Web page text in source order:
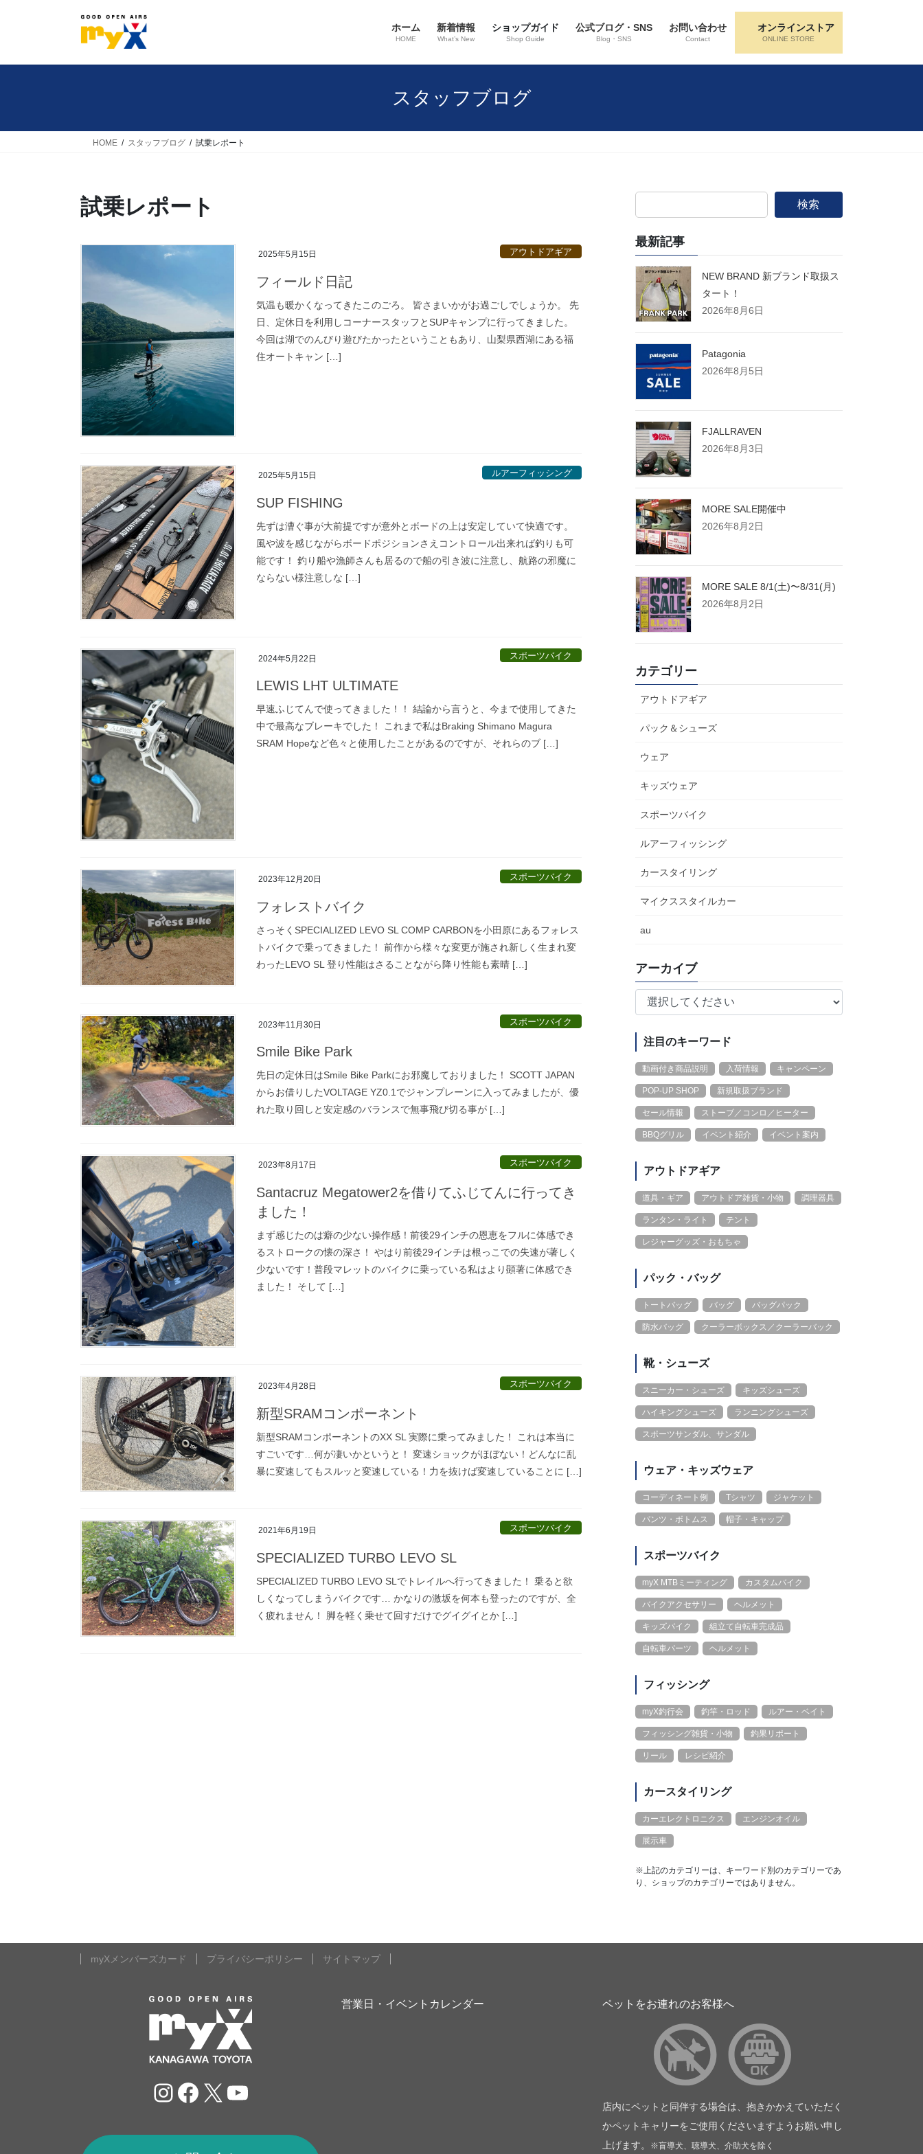
ン
ー
ホーム
HOME
新着情報
What’s New
ショップガイド
Shop Guide
公式ブログ・SNS
Blog・SNS
お問い合わせ
Contact
オンラインストア
ONLINE STORE
スタッフブログ
HOME スタッフブログ 試乗レポート
試乗レポート
2025年5月15日 アウトドアギア
フィールド日記
気温も暖かくなってきたこのごろ。 皆さまいかがお過ごしでしょうか。 先
日、定休日を利用しコーナースタッフとSUPキャンプに行ってきました。
今回は湖でのんびり遊びたかったということもあり、山梨県西湖にある福
住オートキャン […]
2025年5月15日 ルアーフィッシング
SUP FISHING
先ずは漕ぐ事が大前提ですが意外とボードの上は安定していて快適です。
風や波を感じながらボードポジションさえコントロール出来れば釣りも可
能です！ 釣り船や漁師さんも居るので船の引き波に注意し、航路の邪魔に
ならない様注意しな […]
2024年5月22日 スポーツバイク
LEWIS LHT ULTIMATE
早速ふじてんで使ってきました！！ 結論から言うと、今まで使用してきた
中で最高なブレーキでした！ これまで私はBraking Shimano Magura
SRAM Hopeなど色々と使用したことがあるのですが、それらのブ […]
2023年12月20日 スポーツバイク
フォレストバイク
さっそくSPECIALIZED LEVO SL COMP CARBONを小田原にあるフォレス
トバイクで乗ってきました！ 前作から様々な変更が施され新しく生まれ変
わったLEVO SL 登り性能はさることながら降り性能も素晴 […]
2023年11月30日 スポーツバイク
Smile Bike Park
先日の定休日はSmile Bike Parkにお邪魔しておりました！ SCOTT JAPAN
からお借りしたVOLTAGE YZ0.1でジャンプレーンに入ってみましたが、優
れた取り回しと安定感のバランスで無事飛び切る事が […]
2023年8月17日 スポーツバイク
Santacruz Megatower2を借りてふじてんに行ってき
ました！
まず感じたのは癖の少ない操作感！前後29インチの恩恵をフルに体感でき
るストロークの懐の深さ！ やはり前後29インチは根っこでの失速が著しく
少ないです！普段マレットのバイクに乗っている私はより顕著に体感でき
ました！ そして […]
2023年4月28日 スポーツバイク
新型SRAMコンポーネント
新型SRAMコンポーネントのXX SL 実際に乗ってみました！ これは本当に
すごいです…何が凄いかというと！ 変速ショックがほぼない！どんなに乱
暴に変速してもスルッと変速している！力を抜けば変速していることに […]
2021年6月19日 スポーツバイク
SPECIALIZED TURBO LEVO SL
SPECIALIZED TURBO LEVO SLでトレイルへ行ってきました！ 乗ると欲
しくなってしまうバイクです… かなりの激坂を何本も登ったのですが、全
く疲れません！ 脚を軽く乗せて回すだけでグイグイとか […]
検索
最新記事
NEW BRAND 新ブランド取扱ス
タート！
2026年8月6日
Patagonia
2026年8月5日
FJALLRAVEN
2026年8月3日
MORE SALE開催中
2026年8月2日
MORE SALE 8/1(土)〜8/31(月)
2026年8月2日
カテゴリー
アウトドアギア
パック＆シューズ
ウェア
キッズウェア
スポーツバイク
ルアーフィッシング
カースタイリング
マイクススタイルカー
au
アーカイブ
注目のキーワード
動画付き商品説明 入荷情報 キャンペーン
POP-UP SHOP 新規取扱ブランド
セール情報 ストーブ／コンロ／ヒーター
BBQグリル イベント紹介 イベント案内
アウトドアギア
道具・ギア アウトドア雑貨・小物 調理器具
ランタン・ライト テント
レジャーグッズ・おもちゃ
パック・バッグ
トートバッグ バッグ バッグパック
防水バッグ クーラーボックス／クーラーバック
靴・シューズ
スニーカー・シューズ キッズシューズ
ハイキングシューズ ランニングシューズ
スポーツサンダル、サンダル
ウェア・キッズウェア
コーディネート例 Tシャツ ジャケット
パンツ・ボトムス 帽子・キャップ
スポーツバイク
myX MTBミーティング カスタムバイク
バイクアクセサリー ヘルメット
キッズバイク 組立て自転車完成品
自転車パーツ ヘルメット
フィッシング
myX釣行会 釣竿・ロッド ルアー・ベイト
フィッシング雑貨・小物 釣果リポート
リール レシピ紹介
カースタイリング
カーエレクトロニクス エンジンオイル
展示車
※上記のカテゴリーは、キーワード別のカテゴリーであ
り、ショップのカテゴリーではありません。
myXメンバーズカード プライバシーポリシー サイトマップ
Instagram
Facebook
X YouTube
営業日・イベントカレンダー ペットをお連れのお客様へ
店内にペットと同伴する場合は、抱きかかえていただく
かペットキャリーをご使用くださいますようお願い申し
上げます。
※盲導犬、聴導犬、介助犬を除く